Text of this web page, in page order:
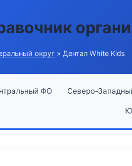
округ » Дентал White Kids
ФО Северо-